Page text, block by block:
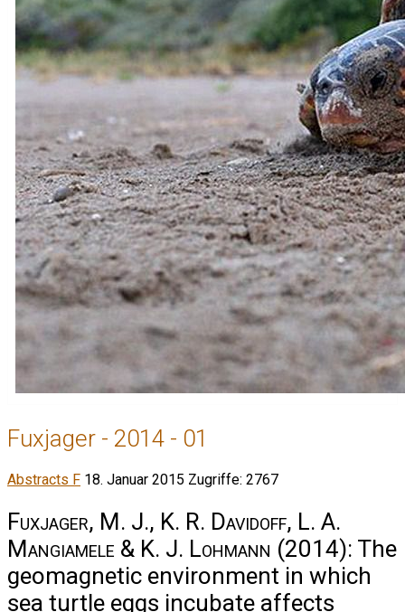
Fuxjager - 2014 - 01
Abstracts F 18. Januar 2015 Zugriffe: 2767
Fuxjager, M. J., K. R. Davidoff, L. A.
Mangiamele & K. J. Lohmann (2014): The
geomagnetic environment in which
sea turtle eggs incubate affects